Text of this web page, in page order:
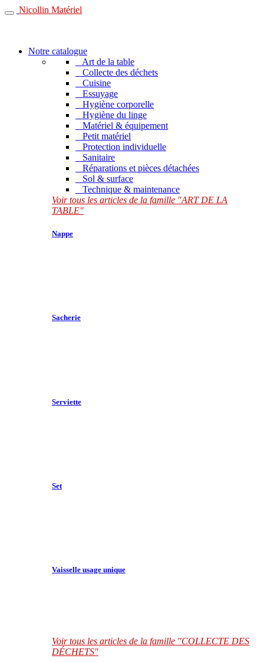
Nicollin Matériel
Notre catalogue
Art de la table
Collecte des déchets
Cuisine
Essuyage
Hygiène corporelle
Hygiène du linge
Matériel & équipement
Petit matériel
Protection individuelle
Sanitaire
Réparations et pièces détachées
Sol & surface
Technique & maintenance
Voir tous les articles de la famille "ART DE LA
TABLE"
Nappe
Sacherie
Serviette
Set
Vaisselle usage unique
Voir tous les articles de la famille "COLLECTE DES
DÉCHETS"